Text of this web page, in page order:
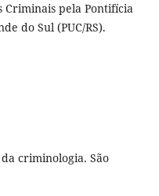
Criminais pela Pontifícia
do Sul (PUC/RS).
criminologia. São